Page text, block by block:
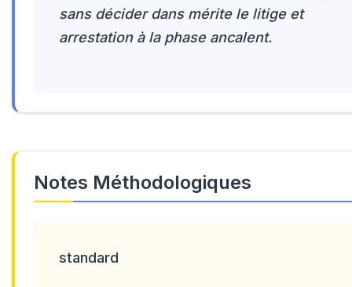
sans décider dans mérite le litige et
arrestation à la phase ancalent.
Notes Méthodologiques
standard